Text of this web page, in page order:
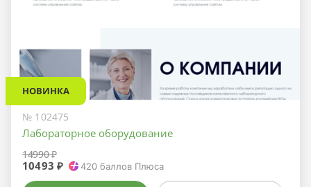
НОВИНКА
№ 102475
Лабораторное оборудование
14990 ₽
10493 ₽ 420 баллов Плюса